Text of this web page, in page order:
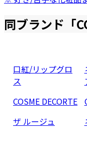
同ブランド「
口紅/リップグロ
ス
COSME DECORTE
ザ ルージュ